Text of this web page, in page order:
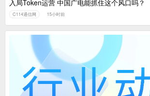
入局Token运营 中国广电能抓住这个风口吗？
C114通信网 15小时前